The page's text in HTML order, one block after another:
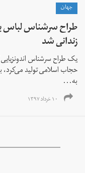
جهان
طراح سرشناس لباس
زندانی شد
یک طراح سرشناس اندونزیایی
حجاب اسلامی تولید می‌کرد،
به...
۱۰ خرداد ۱۳۹۷